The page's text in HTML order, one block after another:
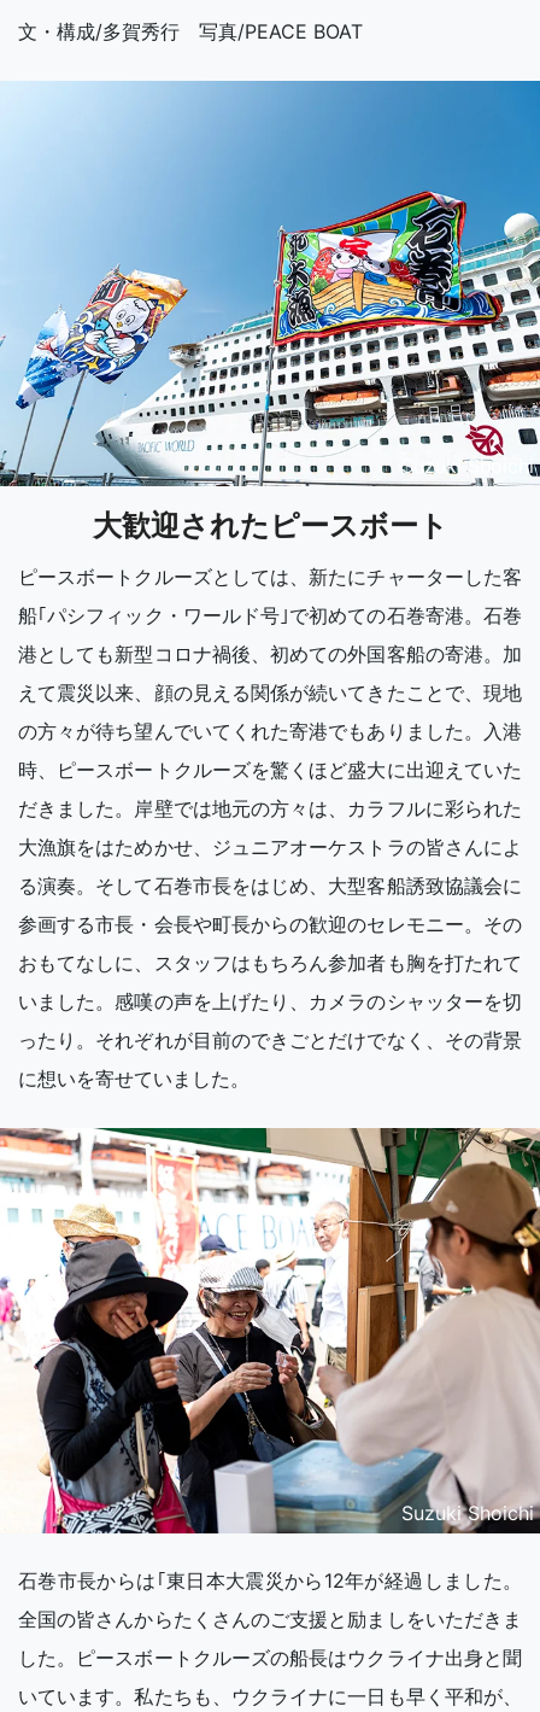
文・構成/多賀秀行 写真/PEACE BOAT
Suzuki Shoichi
大歓迎されたピースボート
ピースボートクルーズとしては、新たにチャーターした客
船｢パシフィック・ワールド号｣で初めての石巻寄港。石巻
港としても新型コロナ禍後、初めての外国客船の寄港。加
えて震災以来、顔の見える関係が続いてきたことで、現地
の方々が待ち望んでいてくれた寄港でもありました。入港
時、ピースボートクルーズを驚くほど盛大に出迎えていた
だきました。岸壁では地元の方々は、カラフルに彩られた
大漁旗をはためかせ、ジュニアオーケストラの皆さんによ
る演奏。そして石巻市長をはじめ、大型客船誘致協議会に
参画する市長・会長や町長からの歓迎のセレモニー。その
おもてなしに、スタッフはもちろん参加者も胸を打たれて
いました。感嘆の声を上げたり、カメラのシャッターを切
ったり。それぞれが目前のできごとだけでなく、その背景
に想いを寄せていました。
Suzuki Shoichi
石巻市長からは｢東日本大震災から12年が経過しました。
全国の皆さんからたくさんのご支援と励ましをいただきま
した。ピースボートクルーズの船長はウクライナ出身と聞
いています。私たちも、ウクライナに一日も早く平和が、